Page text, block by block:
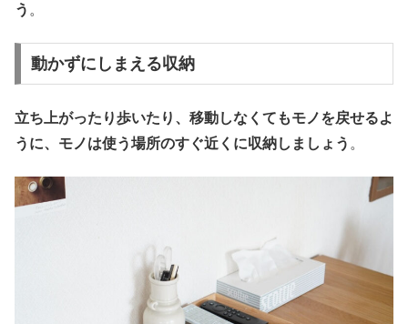
う 。
動かずにしまえる収納
立ち上がったり歩いたり、移動しなくてもモノを戻せるよ
うに、モノは使う場所のすぐ近くに収納しましょう 。